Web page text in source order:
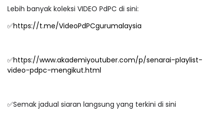
Lebih banyak koleksi VIDEO PdPC di sini:
✅https://t.me/VideoPdPCgurumalaysia
✅https://www.akademiyoutuber.com/p/senarai-playlist-
video-pdpc-mengikut.html
✅Semak jadual siaran langsung yang terkini di sini